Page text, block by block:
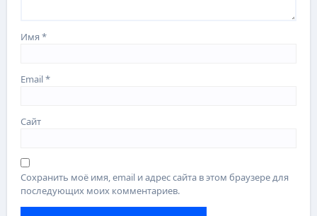
Имя*
Email*
Сайт
Сохранить моё имя, email и адрес сайта в этом браузере для
последующих моих комментариев.